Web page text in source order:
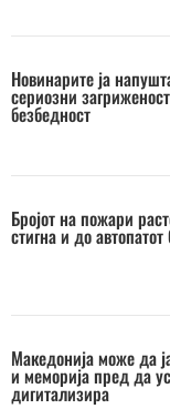
Новинарите ја
сериозни
безбедност
Бројот на пожари
стигна и до
Македонија може да
и меморија пред да
дигитализира